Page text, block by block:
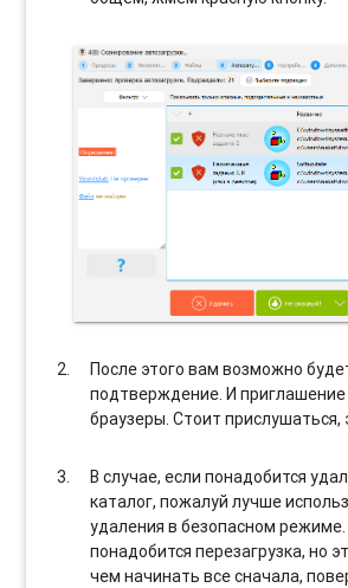
После этого вам возможно
подтверждение. И приглашение
браузеры. Стоит прислушаться,
В случае, если понадобится
каталог, пожалуй лучше
удаления в безопасном
понадобится перезагрузка, но
чем начинать все сначала,